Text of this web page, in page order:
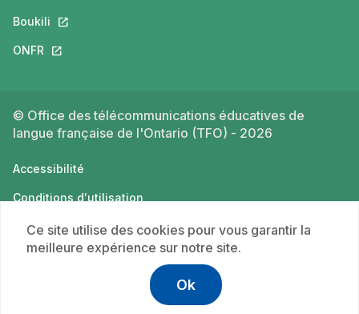
Boukili Ce lien s'ouvrira dans un nouvel onglet.
ONFR Ce lien s'ouvrira dans un nouvel onglet.
© Office des télécommunications éducatives de
langue française de l'Ontario (TFO) - 2026
Accessibilité
Conditions d'utilisation
Politique de confidentialité
Ce site utilise des cookies pour vous garantir la
meilleure expérience sur notre site.
Ok